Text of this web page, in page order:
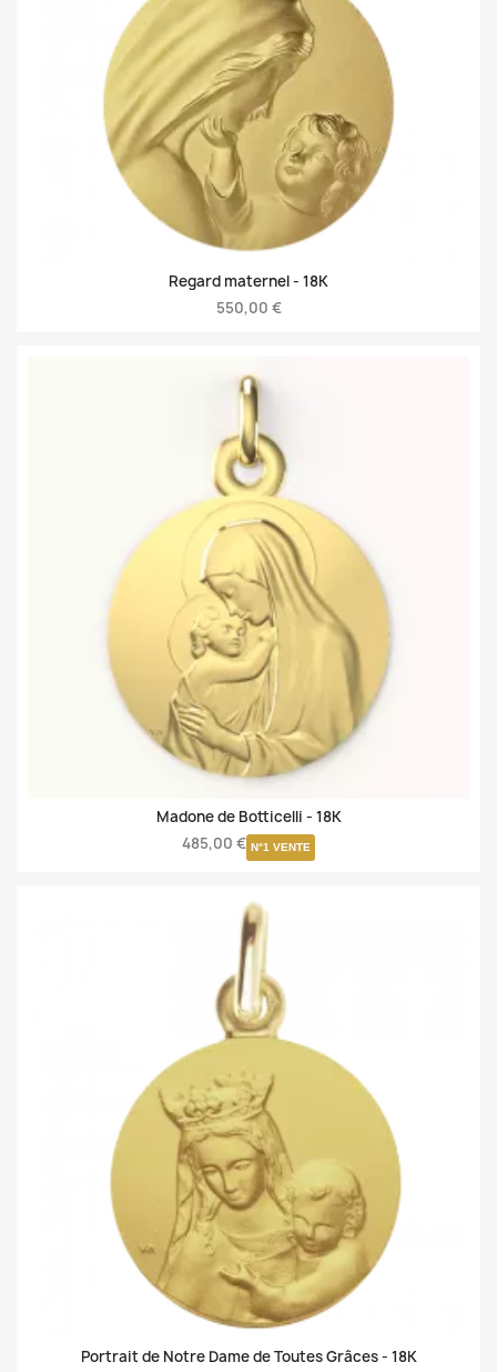
Regard maternel - 18K
550,00 €
Madone de Botticelli - 18K
485,00 € N°1 VENTE
Portrait de Notre Dame de Toutes Grâces - 18K